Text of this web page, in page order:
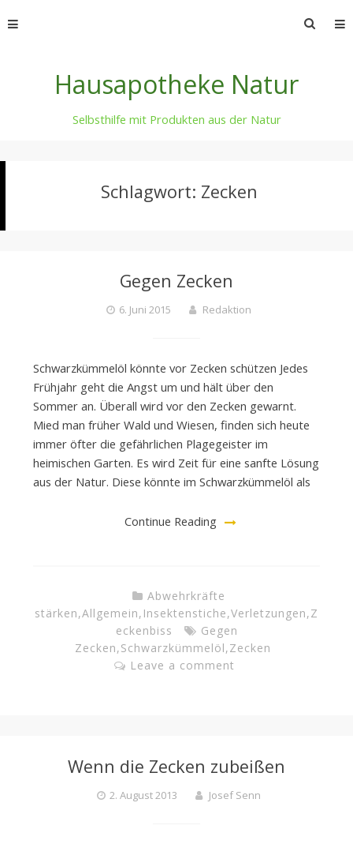
to
Hausapotheke Natur
Selbsthilfe mit Produkten aus der Natur
Schlagwort: Zecken
Gegen Zecken
6. Juni 2015 Redaktion
Schwarzkümmelöl könnte vor Zecken schützen Jedes
Frühjahr geht die Angst um und hält über den
Sommer an. Überall wird vor den Zecken gewarnt.
Mied man früher Wald und Wiesen, finden sich heute
immer öfter die gefährlichen Plagegeister im
heimischen Garten. Es wird Zeit für eine sanfte Lösung
aus der Natur. Diese könnte im Schwarzkümmelöl als
Continue Reading
Abwehrkräfte
stärken,Allgemein, Insektenstiche,Verletzungen,Z
eckenbiss
Gegen
Zecken,Schwarzkümmelöl,Zecken
Leave a comment
Wenn die Zecken zubeißen
2. August 2013 Josef Senn